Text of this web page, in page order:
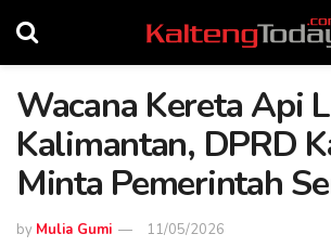
Wacana Kereta Api
Kalimantan, DPRD
Minta Pemerintah
by Mulia Gumi 11/05/2026